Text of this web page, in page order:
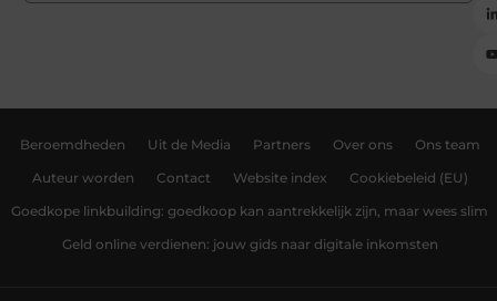
Beroemdheden Uit de Media Partners Over ons Ons team
Auteur worden Contact Website index Cookiebeleid (EU)
Goedkope linkbuilding: goedkoop kan aantrekkelijk zijn, maar wees slim
Geld online verdienen: jouw gids naar digitale inkomsten